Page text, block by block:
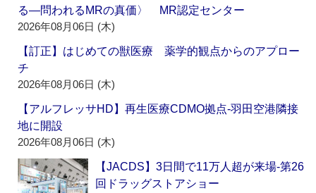
る―問われるMRの真価〉 MR認定センター
2026年08月06日 (木)
【訂正】はじめての獣医療 薬学的観点からのアプロー
チ
2026年08月06日 (木)
【アルフレッサHD】再生医療CDMO拠点‐羽田空港隣接
地に開設
2026年08月06日 (木)
【JACDS】3日間で11万人超が来場‐第26
回ドラッグストアショー